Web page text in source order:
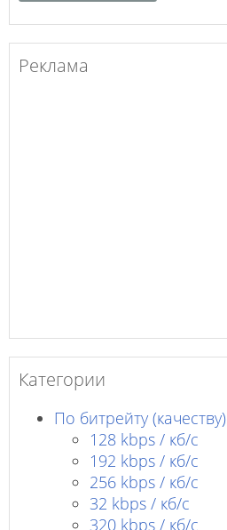
Реклама
Категории
По битрейту (качеству)
128 kbps / кб/c
192 kbps / кб/c
256 kbps / кб/с
32 kbps / кб/c
320 kbps / кб/с